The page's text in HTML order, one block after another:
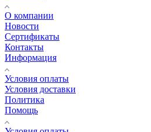
О компании
Новости
Сертификаты
Контакты
Информация
Условия оплаты
Условия доставки
Политика
Помощь